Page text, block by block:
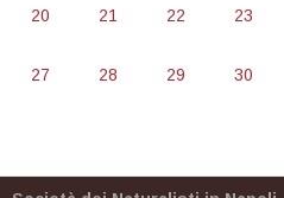
20 21 22 23
27 28 29 30